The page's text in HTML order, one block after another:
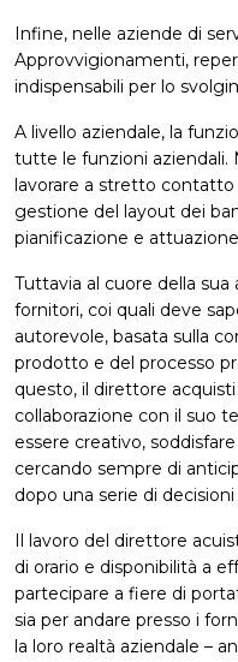
Infine, nelle aziende di
Approvvigionamenti,
indispensabili per lo
A livello aziendale, la
tutte le funzioni aziendali.
lavorare a stretto
gestione del layout dei
pianificazione e
Tuttavia al cuore della sua
fornitori, coi quali deve
autorevole, basata sulla
prodotto e del processo
questo, il direttore
collaborazione con il suo
essere creativo,
cercando sempre di
dopo una serie di
Il lavoro del direttore
di orario e disponibilità a
partecipare a fiere di
sia per andare presso i
la loro realtà aziendale –